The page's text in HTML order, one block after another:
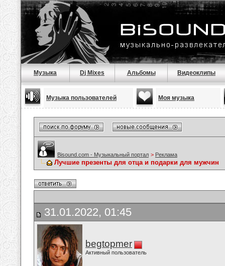
Музыка Dj Mixes Альбомы Видеоклипы
Музыка пользователей Моя музыка
Bisound.com - Музыкальный портал > Реклама
Лучшие презенты для отца и подарки для мужчин
31.01.2022, 01:45
begtopmer
Активный пользователь